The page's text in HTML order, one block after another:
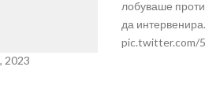
лобуваше
да
pic.twitter.com/
2023